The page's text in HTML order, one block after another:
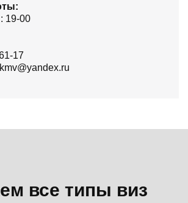
19-00
17
все типы виз